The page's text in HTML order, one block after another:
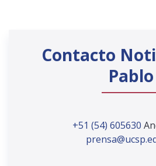
Contacto
Pablo
+51 (54) 605630